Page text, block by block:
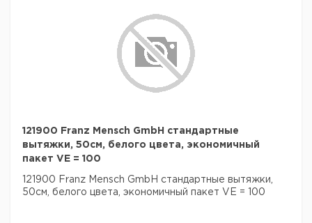
121900 Franz Mensch GmbH стандартные
вытяжки, 50см, белого цвета, экономичный
пакет VE = 100
121900 Franz Mensch GmbH стандартные вытяжки,
50см, белого цвета, экономичный пакет VE = 100